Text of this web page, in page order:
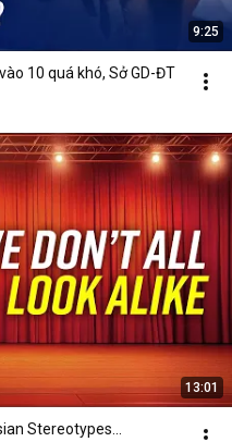
9:25
10 quá khó, Sở GD-ĐT
13:01
Stereotypes...